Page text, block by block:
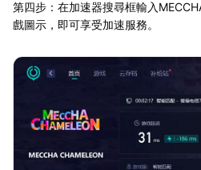
第四步：在加速器搜尋框輸入
戲圖示，即可享受加速服務。